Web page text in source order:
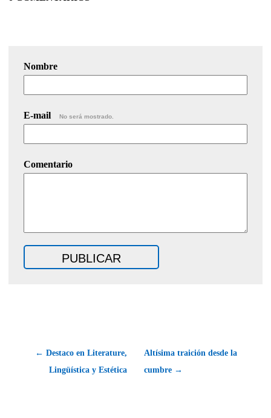
Nombre
E-mail No será mostrado.
Comentario
← Destaco en Literature,
Lingüística y Estética
Altísima traición desde la
cumbre →